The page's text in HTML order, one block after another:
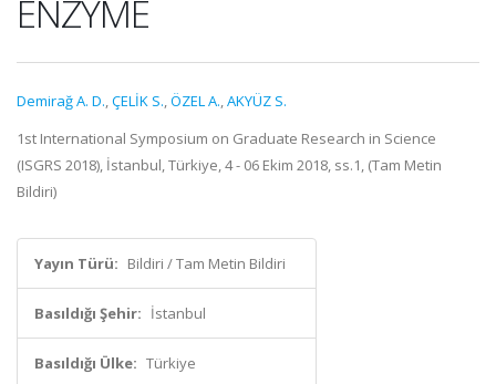
ENZYME
Demirağ A. D.,ÇELİK S.,ÖZEL A.,AKYÜZ S.
1st International Symposium on Graduate Research in Science
(ISGRS 2018), İstanbul, Türkiye, 4 - 06 Ekim 2018, ss.1, (Tam Metin
Bildiri)
Yayın Türü: Bildiri / Tam Metin Bildiri
Basıldığı Şehir: İstanbul
Basıldığı Ülke: Türkiye